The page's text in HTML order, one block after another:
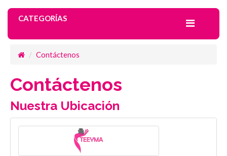
CATEGORÍAS
Contáctenos
Contáctenos
Nuestra Ubicación